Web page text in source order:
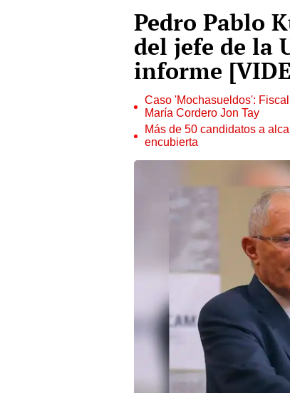
Pedro Pablo
del jefe de la
informe
Caso 'Mochasueldos':
María Cordero Jon Tay
Más de 50 candidatos a
encubierta